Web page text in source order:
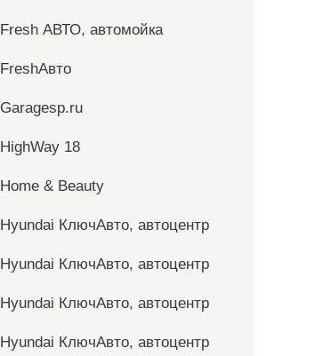
Fresh АВТО, автомойка
FreshАвто
Garagesp.ru
HighWay 18
Home & Beauty
Hyundai КлючАвто, автоцентр
Hyundai КлючАвто, автоцентр
Hyundai КлючАвто, автоцентр
Hyundai КлючАвто, автоцентр